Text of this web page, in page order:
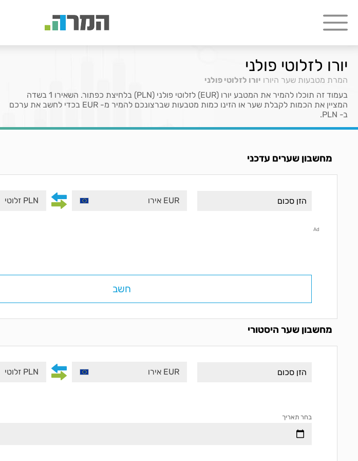
יורו לזלוטי פולני
המרת מטבעות שער היורו יורו לזלוטי פולני
בעמוד זה תוכלו להמיר את המטבע יורו (EUR) לזלוטי פולני (PLN) בלחיצת כפתור. השאירו 1 בשדה
המציין את הכמות לקבלת שער או הזינו כמות מטבעות שברצונכם להמיר מ- EUR בכדי לחשב את ערכם
ב- PLN.
מחשבון שערים עדכני
EUR אירו PLN זלוטי
Ad
חשב
מחשבון שער היסטורי
EUR אירו PLN זלוטי
בחר תאריך